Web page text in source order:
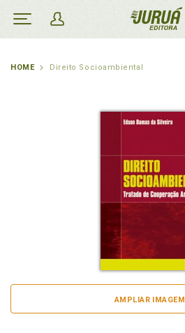
HOME Direito Socioambiental
AMPLIAR IMAGEM